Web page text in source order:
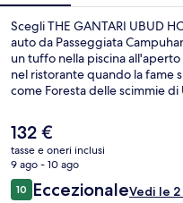
Scegli THE GANTARI UBUD
auto da Passeggiata
un tuffo nella piscina
nel ristorante quando la fame
come Foresta delle scimmie
Il
prezzo
attuale
è
132 €
132 €
tasse e oneri inclusi
9 ago - 10 ago
Recensioni
1010 su 10
EccezionaleVedi le